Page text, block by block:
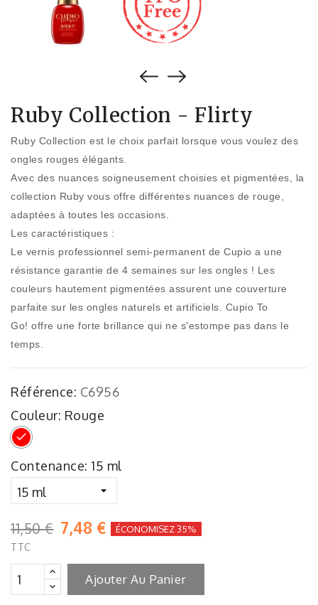
Ruby Collection - Flirty
Ruby Collection est le choix parfait lorsque vous voulez des
ongles rouges élégants.
Avec des nuances soigneusement choisies et pigmentées, la
collection Ruby vous offre différentes nuances de rouge,
adaptées à toutes les occasions.
Les caractéristiques :
Le vernis professionnel semi-permanent de Cupio a une
résistance garantie de 4 semaines sur les ongles ! Les
couleurs hautement pigmentées assurent une couverture
parfaite sur les ongles naturels et artificiels. Cupio To
Go! offre une forte brillance qui ne s'estompe pas dans le
temps.
Référence: C6956
Couleur: Rouge
Rouge
Contenance: 15 ml
11,50 € 7,48 € ÉCONOMISEZ 35%
TTC
Ajouter Au Panier